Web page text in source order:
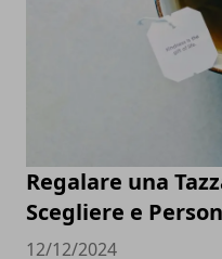
Regalare una
Scegliere e
12/12/2024